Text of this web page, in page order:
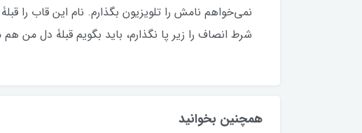
نمی‌خواهم نامش را تلویزیون بگذارم. نام این قاب را
شرط انصاف را زیر پا نگذارم، باید بگویم قبلۀ دل
همچنین بخوانید